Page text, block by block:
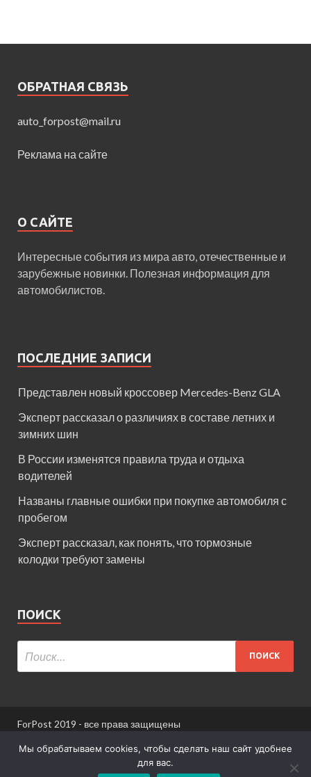
ОБРАТНАЯ СВЯЗЬ
auto_forpost@mail.ru
Реклама на сайте
О САЙТЕ
Интересные события из мира авто, отечественные и
зарубежные новинки. Полезная информация для
автомобилистов.
ПОСЛЕДНИЕ ЗАПИСИ
Представлен новый кроссовер Mercedes-Benz GLA
Эксперт рассказал о различиях в составе летних и
зимних шин
В России изменятся правила труда и отдыха
водителей
Названы главные ошибки при покупке автомобиля с
пробегом
Эксперт рассказал, как понять, что тормозные
колодки требуют замены
ПОИСК
ForPost 2019 - все права защищены
При использовании материалов сайта ссылка
Мы обрабатываем cookies, чтобы сделать наш сайт удобнее
для вас.